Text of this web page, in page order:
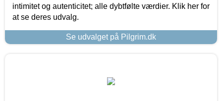
intimitet og autenticitet; alle dybtfølte værdier. Klik her for
at se deres udvalg.
Se udvalget på Pilgrim.dk